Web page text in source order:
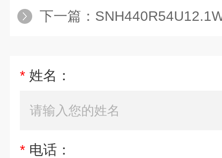
下一篇：
* 姓名：
* 电话：